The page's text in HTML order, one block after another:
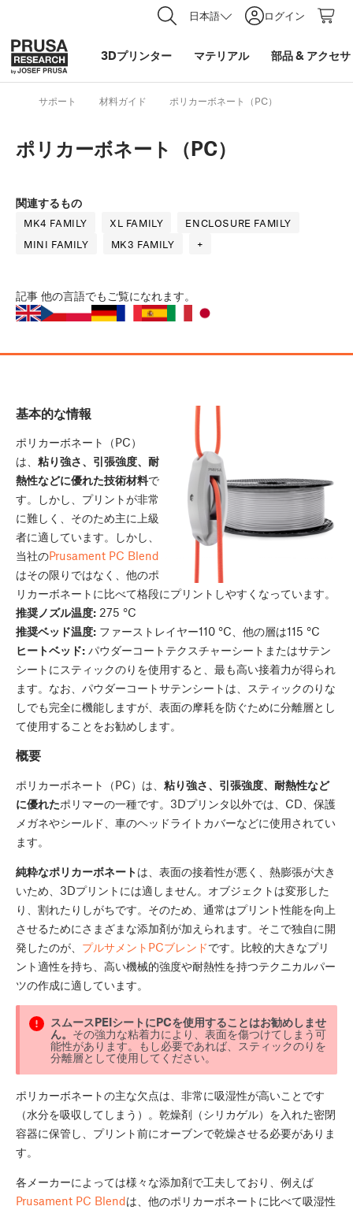
日本語 ログイン
3Dプリンター マテリアル 部品& アクセ
サポート 材料ガイド ポリカーボネート（PC）
ポリカーボネート（PC）
関連するもの
MK4 FAMILY XL FAMILY
ENCLOSURE FAMILY
MINI FAMILY
MK3 FAMILY +
記事 他の言語でもご覧になれます。
基本的な情報
ポリカーボネート（PC）
は、 粘り強さ、引張強度、耐
熱性などに優れた技術材料で
す。しかし、プリントが非常
に難しく、そのため主に上級
者に適しています。しかし、
当社のPrusament PC Blend
はその限りではなく、他のポ
リカーボネートに比べて格段にプリントしやすくなっています。
推奨ノズル温度: 275 °C
推奨ベッド温度: ファーストレイヤー110 °C、他の層は115 °C
ヒートベッド: パウダーコートテクスチャーシートまたはサテン
シートにスティックのりを使用すると、最も高い接着力が得られ
ます。なお、パウダーコートサテンシートは、スティックのりな
しでも完全に機能しますが、表面の摩耗を防ぐために分離層とし
て使用することをお勧めします。
概要
ポリカーボネート（PC）は、 粘り強さ、引張強度、耐熱性など
に優れたポリマーの一種です。3Dプリンタ以外では、CD、保護
メガネやシールド、車のヘッドライトカバーなどに使用されてい
ます。
純粋なポリカーボネートは、表面の接着性が悪く、熱膨張が大き
いため、3Dプリントには適しません。オブジェクトは変形した
り、割れたりしがちです。そのため、通常はプリント性能を向上
させるためにさまざまな添加剤が加えられます。そこで独自に開
発したのが、 プルサメントPCブレンドです。比較的大きなプリ
ント適性を持ち、高い機械的強度や耐熱性を持つテクニカルパー
ツの作成に適しています。
スムースPEIシートにPCを使用することはお勧めしませ
ん。 その強力な粘着力により、表面を傷つけてしまう可
能性があります。もし必要であれば、スティックのりを
分離層として使用してください。
ポリカーボネートの主な欠点は、非常に吸湿性が高いことです
（水分を吸収してしまう）。乾燥剤（シリカゲル）を入れた密閉
容器に保管し、プリント前にオーブンで乾燥させる必要がありま
す。
各メーカーによっては様々な添加剤で工夫しており、例えば
Prusament PC Blendは、他のポリカーボネートに比べて吸湿性